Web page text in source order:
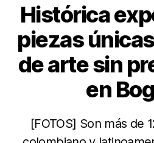
Histórica
piezas
de arte sin
en
[FOTOS] Son más de